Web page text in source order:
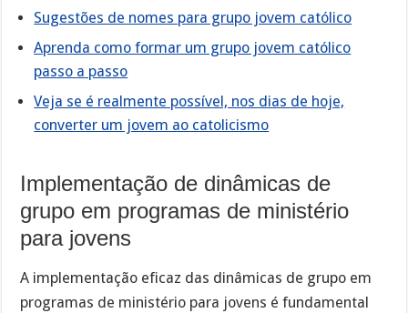
Sugestões de nomes para grupo jovem católico
Aprenda como formar um grupo jovem católico
passo a passo
Veja se é realmente possível, nos dias de hoje,
converter um jovem ao catolicismo
Implementação de dinâmicas de
grupo em programas de ministério
para jovens
A implementação eficaz das dinâmicas de grupo em
programas de ministério para jovens é fundamental